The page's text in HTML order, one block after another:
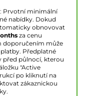
: Prvotní minimální
nabídky. Dokud
obnovovat
za cenu
doporučením může
Předplatné
před půlnocí, kterou
"Active
po kliknutí na
zákaznickou